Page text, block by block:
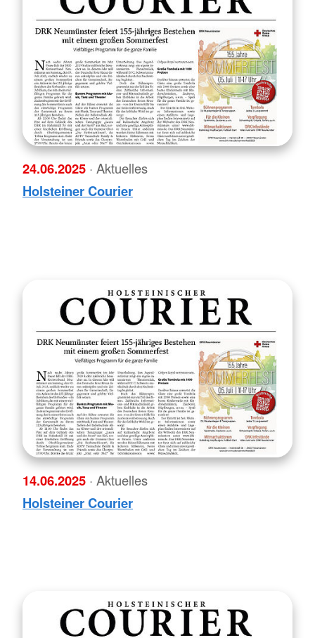
24.06.2025 · Aktuelles
Holsteiner Courier
14.06.2025 · Aktuelles
Holsteiner Courier